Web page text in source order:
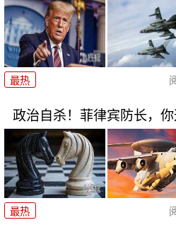
最热
政治自杀！菲律宾防长，你
最热